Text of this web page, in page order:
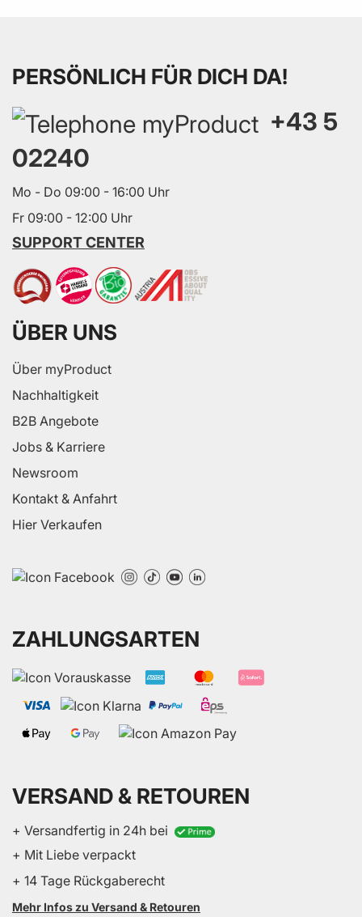
PERSÖNLICH FÜR DICH DA!
+43 5
02240
Mo - Do 09:00 - 16:00 Uhr
Fr 09:00 - 12:00 Uhr
SUPPORT CENTER
ÜBER UNS
Über myProduct
Nachhaltigkeit
B2B Angebote
Jobs & Karriere
Newsroom
Kontakt & Anfahrt
Hier Verkaufen
ZAHLUNGSARTEN
VERSAND & RETOUREN
+ Versandfertig in 24h bei
+ Mit Liebe verpackt
+ 14 Tage Rückgaberecht
Mehr Infos zu Versand & Retouren